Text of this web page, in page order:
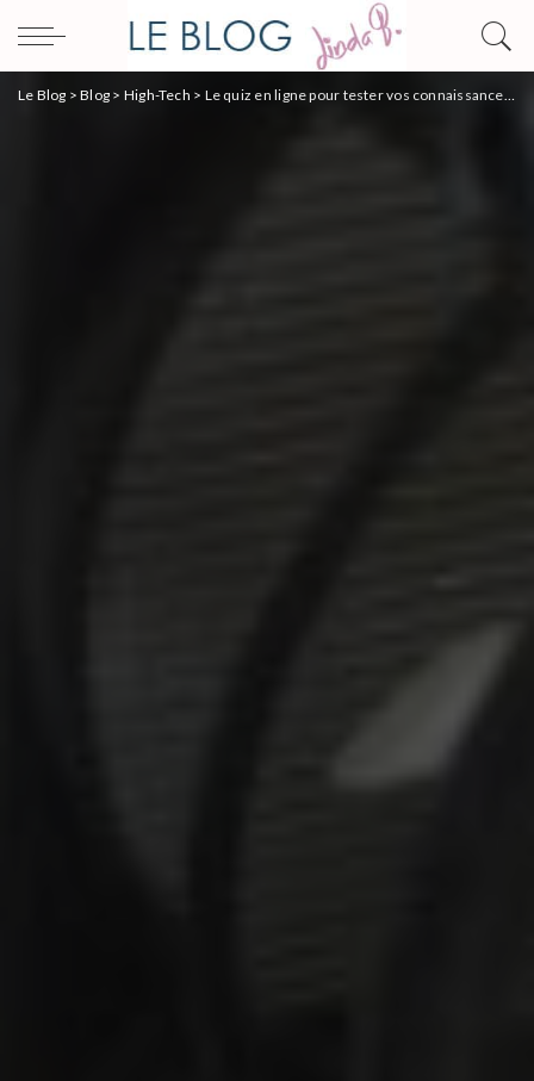
Le Blog >Blog > High-Tech > Le quiz en ligne pour tester vos connaissances en matière de nouvelles technologies